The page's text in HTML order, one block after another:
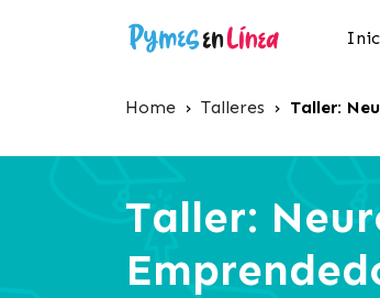
Home › Talleres › Taller:
Taller: